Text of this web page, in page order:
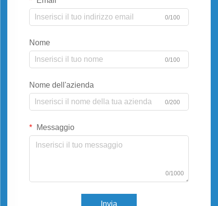
0/100
Nome
0/100
Nome dell'azienda
0/200
Messaggio
0/1000
Invia